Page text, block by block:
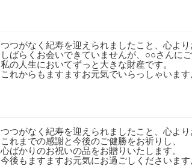
つつがなく紀寿を迎えられましたこと、心より
しばらくお会いできていませんが、○○さんに
私の人生においてずっと大きな財産です。
これからもますますお元気でいらっしゃいます
つつがなく紀寿を迎えられましたこと、心より
これまでの感謝と今後のご健勝をお祈りし、
心ばかりのお祝いの品をお贈りいたします。
今後もますますお元気にお過ごしくださいます